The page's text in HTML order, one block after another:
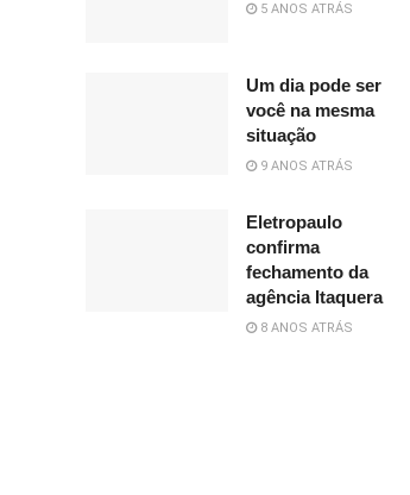
5 ANOS ATRÁS
Um dia pode ser
você na mesma
situação
9 ANOS ATRÁS
Eletropaulo
confirma
fechamento da
agência Itaquera
8 ANOS ATRÁS